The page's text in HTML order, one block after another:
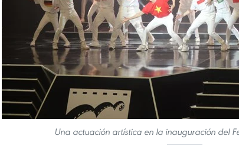
Una actuación artística en la inauguración del